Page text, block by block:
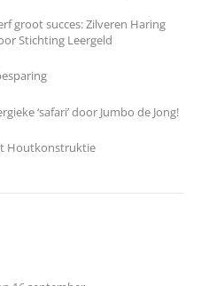
groot succes: Zilveren Haring
Stichting Leergeld
‘safari’ door Jumbo de Jong!
Houtkonstruktie